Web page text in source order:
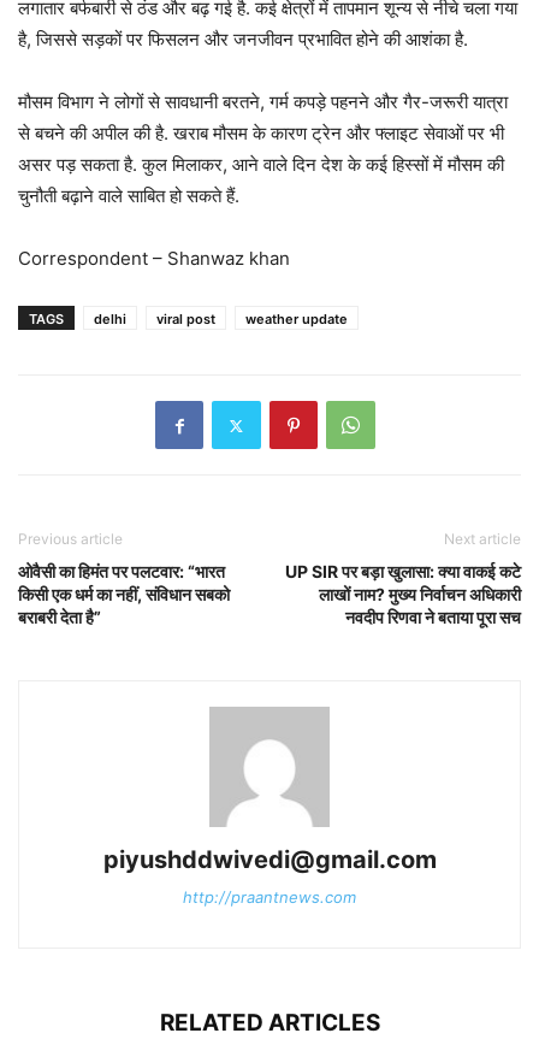
लगातार बर्फबारी से ठंड और बढ़ गई है. कई क्षेत्रों में तापमान शून्य से नीचे चला गया
है, जिससे सड़कों पर फिसलन और जनजीवन प्रभावित होने की आशंका है.
मौसम विभाग ने लोगों से सावधानी बरतने, गर्म कपड़े पहनने और गैर-जरूरी यात्रा
से बचने की अपील की है. खराब मौसम के कारण ट्रेन और फ्लाइट सेवाओं पर भी
असर पड़ सकता है. कुल मिलाकर, आने वाले दिन देश के कई हिस्सों में मौसम की
चुनौती बढ़ाने वाले साबित हो सकते हैं.
Correspondent – Shanwaz khan
TAGS delhi viral post weather update
Previous article
ओवैसी का हिमंत पर पलटवार: “भारत
किसी एक धर्म का नहीं, संविधान सबको
बराबरी देता है”
Next article
UP SIR पर बड़ा खुलासा: क्या वाकई कटे
लाखों नाम? मुख्य निर्वाचन अधिकारी
नवदीप रिणवा ने बताया पूरा सच
piyushddwivedi@gmail.com
http://praantnews.com
RELATED ARTICLES